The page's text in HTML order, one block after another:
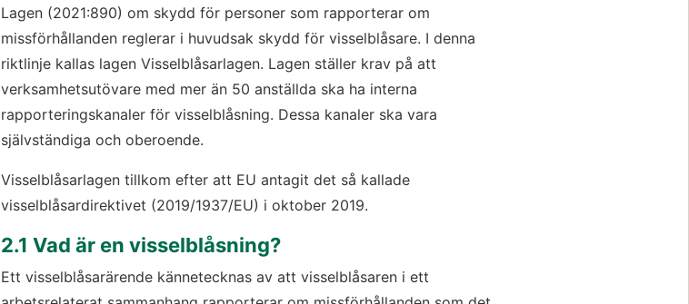
Lagen (2021:890) om skydd för personer som rapporterar om
missförhållanden reglerar i huvudsak skydd för visselblåsare. I denna
riktlinje kallas lagen Visselblåsarlagen. Lagen ställer krav på att
verksamhetsutövare med mer än 50 anställda ska ha interna
rapporteringskanaler för visselblåsning. Dessa kanaler ska vara
självständiga och oberoende.
Visselblåsarlagen tillkom efter att EU antagit det så kallade
visselblåsardirektivet (2019/1937/EU) i oktober 2019.
2.1 Vad är en visselblåsning?
Ett visselblåsarärende kännetecknas av att visselblåsaren i ett